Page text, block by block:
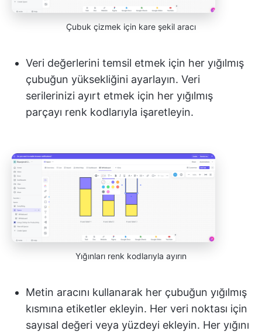
Çubuk çizmek için kare şekil aracı
Veri değerlerini temsil etmek için her yığılmış
çubuğun yüksekliğini ayarlayın. Veri
serilerinizi ayırt etmek için her yığılmış
parçayı renk kodlarıyla işaretleyin.
Yığınları renk kodlarıyla ayırın
Metin aracını kullanarak her çubuğun yığılmış
kısmına etiketler ekleyin. Her veri noktası için
sayısal değeri veya yüzdeyi ekleyin. Her yığını